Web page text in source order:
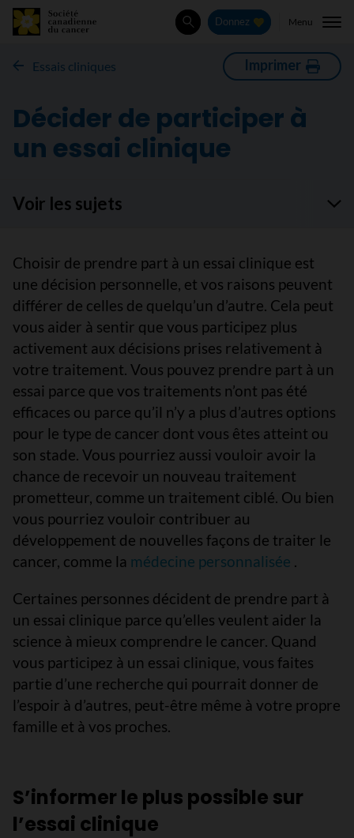
Rechercher
Donnez Menu
Essais cliniques Imprimer
Décider de participer à
un essai clinique
Voir les sujets
Choisir de prendre part à un essai clinique est
une décision personnelle, et vos raisons peuvent
différer de celles de quelqu’un d’autre. Cela peut
vous aider à sentir que vous participez plus
activement aux décisions prises relativement à
votre traitement. Vous pouvez prendre part à un
essai parce que vos traitements n’ont pas été
efficaces ou parce qu’il n’y a plus d’autres options
pour le type de cancer dont vous êtes atteint ou
son stade. Vous pourriez aussi vouloir avoir la
chance de recevoir un nouveau traitement
prometteur, comme un traitement ciblé. Ou bien
vous pourriez vouloir contribuer au
développement de nouvelles façons de traiter le
cancer, comme la médecine personnalisée .
Certaines personnes décident de prendre part à
un essai clinique parce qu’elles veulent aider la
science à mieux comprendre le cancer. Quand
vous participez à un essai clinique, vous faites
partie d’une recherche qui pourrait donner de
l’espoir à d’autres, peut-être même à votre propre
famille et à vos proches.
S’informer le plus possible sur
l’essai clinique